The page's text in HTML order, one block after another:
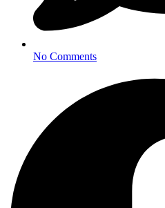
No Comments